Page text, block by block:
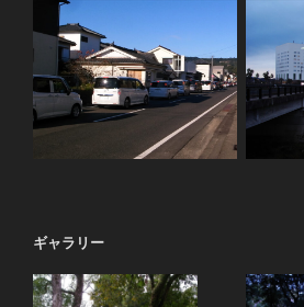
ギャラリー